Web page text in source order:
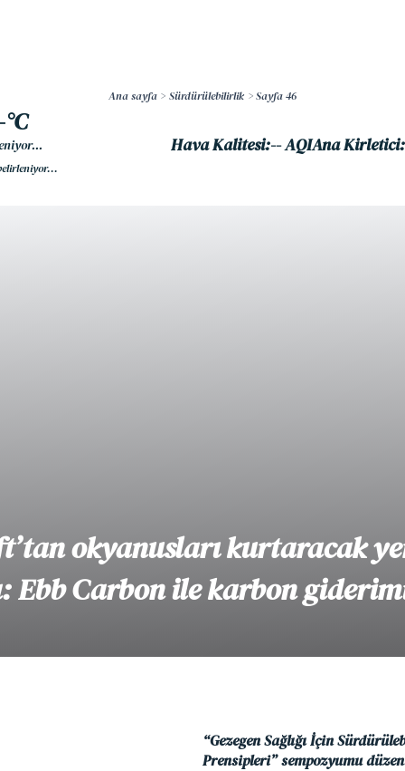
Ana sayfa Sürdürülebilirlik Sayfa 46
Hava Kalitesi:-- AQIAna
okyanusları kurtaracak
Ebb Carbon ile karbon
“Gezegen Sağlığı İçin
Prensipleri” sempozyumu